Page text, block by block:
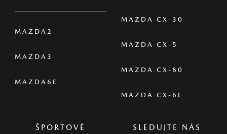
MAZDA2
MAZDA3
MAZDA6E
MAZDA CX-30
MAZDA CX-5
MAZDA CX-80
MAZDA CX-6E
ŠPORTOVÉ
SLEDUJTE NÁS